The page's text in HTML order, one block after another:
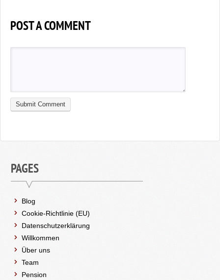
POST A COMMENT
PAGES
Blog
Cookie-Richtlinie (EU)
Datenschutzerklärung
Willkommen
Über uns
Team
Pension